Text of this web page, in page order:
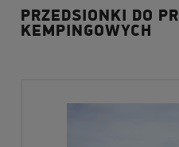
PRZEDSIONKI DO
KEMPINGOWYCH